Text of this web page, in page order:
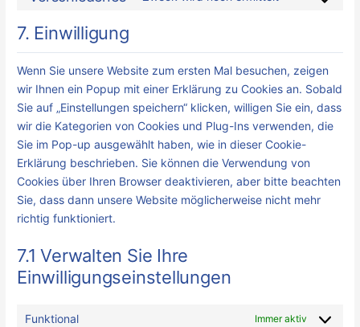
7. Einwilligung
Wenn Sie unsere Website zum ersten Mal besuchen, zeigen
wir Ihnen ein Popup mit einer Erklärung zu Cookies an. Sobald
Sie auf „Einstellungen speichern“ klicken, willigen Sie ein, dass
wir die Kategorien von Cookies und Plug-Ins verwenden, die
Sie im Pop-up ausgewählt haben, wie in dieser Cookie-
Erklärung beschrieben. Sie können die Verwendung von
Cookies über Ihren Browser deaktivieren, aber bitte beachten
Sie, dass dann unsere Website möglicherweise nicht mehr
richtig funktioniert.
7.1 Verwalten Sie Ihre
Einwilligungseinstellungen
Funktional Immer aktiv